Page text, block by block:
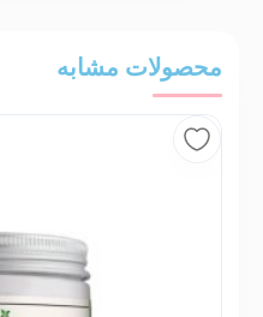
محصولات مشابه